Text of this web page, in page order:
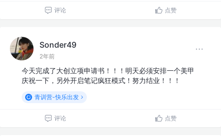
评论 点赞
Sonder49
2年前
今天完成了大创立项申请书！！！明天必须安排一个美甲
庆祝一下，另外开启笔记疯狂模式！努力结业！！！
青训营-快乐出发
评论 点赞